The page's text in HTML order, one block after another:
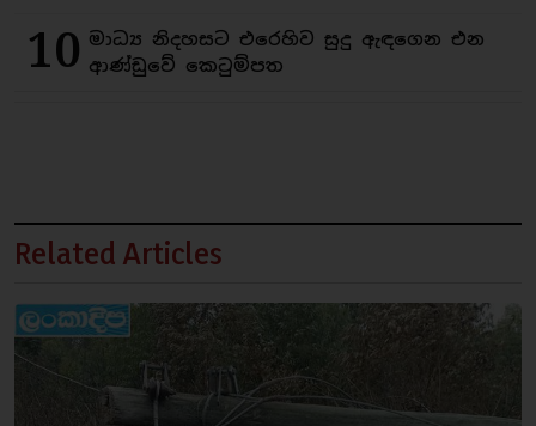
10 මාධ්‍ය නිදහසට එරෙහිව සුදු ඇඳගෙන එන
ආණ්ඩුවේ කෙටුම්පත
Related Articles